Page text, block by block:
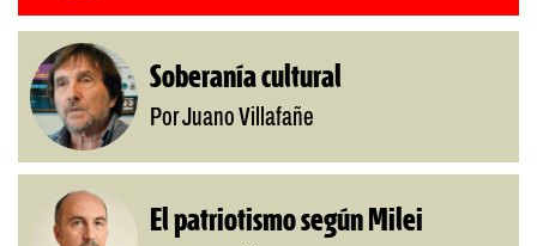
Soberanía cultural
Por Juano Villafañe
El patriotismo según Milei